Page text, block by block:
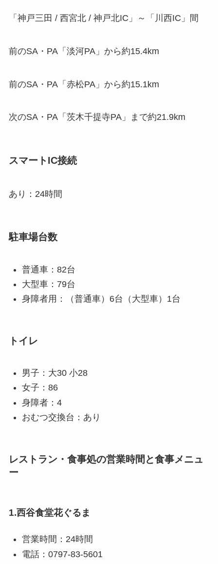
「神戸三田 / 西宮北 / 神戸北IC」～「川西IC」間
前のSA・PA「淡河PA」から約15.4km
前のSA・PA「赤松PA」から約15.1km
次のSA・PA「茨木千提寺PA」まで約21.9km
スマートIC接続
あり：24時間
駐車場台数
普通車：82台
大型車：79台
身障者用：（普通車）6台（大型車）1台
トイレ
男子：大30 小28
女子：86
身障者：4
おむつ交換台：あり
レストラン・食事処の営業時間と食事メニュ
ー
1.西谷食堂花ぐるま
営業時間：24時間
電話：0797-83-5601